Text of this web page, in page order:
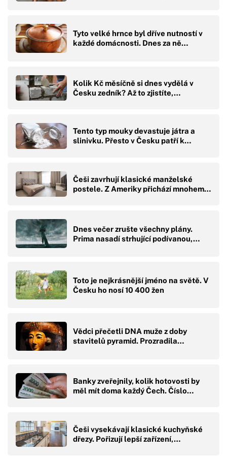
Tyto velké hrnce byl dříve nutností v
každé domácnosti. Dnes za ně…
Kolik Kč měsíčně si dnes vydělá v
Česku zedník? Až to zjistíte,…
Tento typ mouky devastuje játra a
slinivku. Přesto v Česku patří k…
Češi zavrhují klasické manželské
postele. Z Ameriky přichází mnohem…
Dnes večer zrušte všechny plány.
Prima nasadí strhující podívanou,…
Toto je nejkrásnější jméno na světě. V
Česku ho nosí 10 400 žen
Vědci přečetli DNA muže z doby
stavitelů pyramid. Prozradila…
Banky zveřejnily, kolik hotovosti by
měl mít doma každý Čech. Číslo…
Češi vysekávají klasické kuchyňské
dřezy. Pořizují lepší zařízení,…